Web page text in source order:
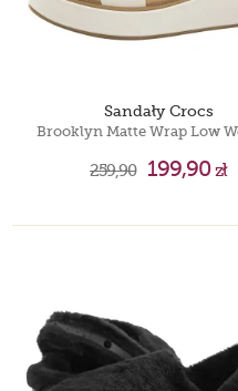
Sandały Crocs
259,90 199,90zł